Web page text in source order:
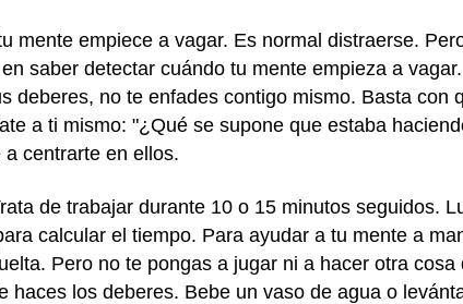
mente empiece a vagar. Es normal distraerse.
saber detectar cuándo tu mente empieza a
deberes, no te enfades contigo mismo. Basta con
a ti mismo: "¿Qué se supone que estaba
a centrarte en ellos.
de trabajar durante 10 o 15 minutos seguidos.
calcular el tiempo. Para ayudar a tu mente a
Pero no te pongas a jugar ni a hacer otra
haces los deberes. Bebe un vaso de agua o